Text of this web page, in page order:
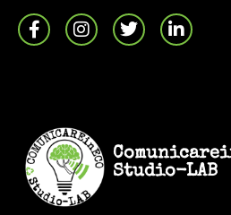
Studio-LAB